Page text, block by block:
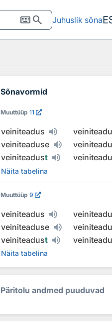
keyboardsearch Juhuslik sõna
Sõnavormid
Muuttüüp 11
veiniteadus
veiniteaduse
veiniteadust
Näita tabelina
Muuttüüp 9
veiniteadus
veiniteaduse
veiniteadust
Näita tabelina
Päritolu andmed puuduvad